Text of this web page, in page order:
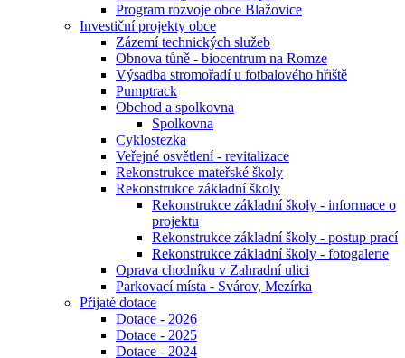
Program rozvoje obce Blažovice
Investiční projekty obce
Zázemí technických služeb
Obnova tůně - biocentrum na Romze
Výsadba stromořadí u fotbalového hřiště
Pumptrack
Obchod a spolkovna
Spolkovna
Cyklostezka
Veřejné osvětlení - revitalizace
Rekonstrukce mateřské školy
Rekonstrukce základní školy
Rekonstrukce základní školy - informace o
projektu
Rekonstrukce základní školy - postup prací
Rekonstrukce základní školy - fotogalerie
Oprava chodníku v Zahradní ulici
Parkovací místa - Svárov, Mezírka
Přijaté dotace
Dotace - 2026
Dotace - 2025
Dotace - 2024